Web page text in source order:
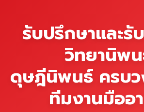
รับปรึกษาและรั
วิทยานิพ
ดุษฎีนิพนธ์ ครบว
ทีมงานมืออ